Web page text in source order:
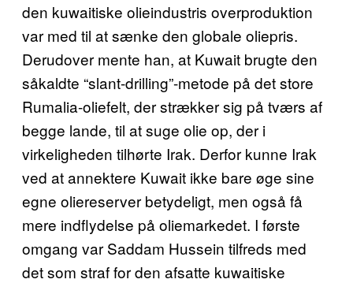
den kuwaitiske olieindustris overproduktion
var med til at sænke den globale oliepris.
Derudover mente han, at Kuwait brugte den
såkaldte “slant-drilling”-metode på det store
Rumalia-oliefelt, der strækker sig på tværs af
begge lande, til at suge olie op, der i
virkeligheden tilhørte Irak. Derfor kunne Irak
ved at annektere Kuwait ikke bare øge sine
egne oliereserver betydeligt, men også få
mere indflydelse på oliemarkedet. I første
omgang var Saddam Hussein tilfreds med
det som straf for den afsatte kuwaitiske